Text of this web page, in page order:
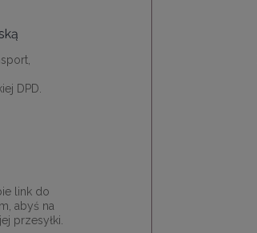
DPD.
link do
abyś na
przesyłki.